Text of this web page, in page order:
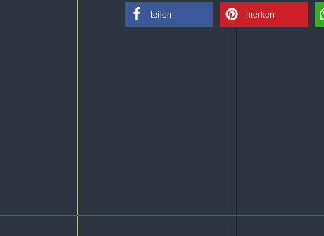
teilen merken